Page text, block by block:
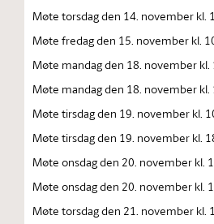
Møte torsdag den 14. november kl.
Møte fredag den 15. november kl.
Møte mandag den 18. november kl.
Møte mandag den 18. november kl.
Møte tirsdag den 19. november kl.
Møte tirsdag den 19. november kl.
Møte onsdag den 20. november kl.
Møte onsdag den 20. november kl.
Møte torsdag den 21. november kl.